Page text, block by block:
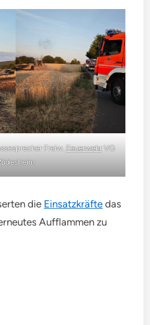
Freiw. FeuerwehrVG
die Einsatzkräfte das
Aufflammen zu